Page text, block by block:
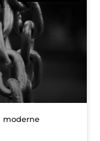
moderne